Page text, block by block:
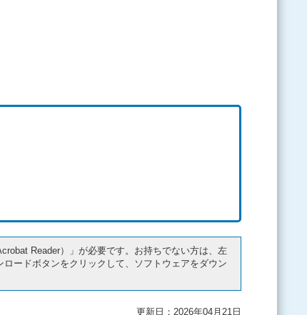
Reader）」が必要です。お持ちでない方は、左
ードボタンをクリックして、ソフトウェアをダウン
更新日：2026年04月21日